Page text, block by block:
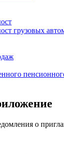
грузовых
о